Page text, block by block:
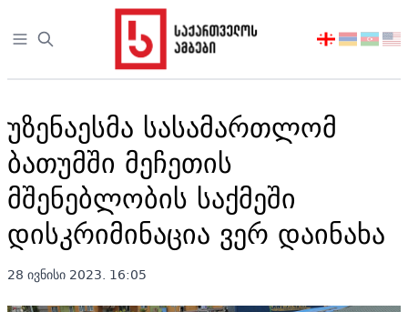
Open sidebar
აირჩიეთ
უზენაესმა სასამართლომ
ბათუმში მეჩეთის
მშენებლობის საქმეში
დისკრიმინაცია ვერ დაინახა
28 ივნისი 2023. 16:05